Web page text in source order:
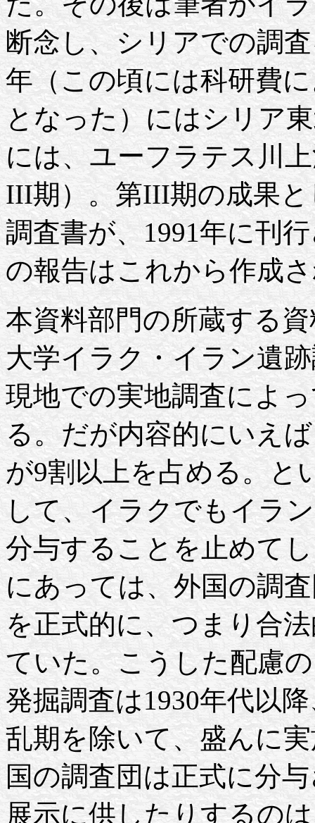
断念し、シリアでの調
年（この頃には科研費
となった）にはシリア
には、ユーフラテス川
III期）。第III期の成果と
調査書が、1991年に刊
の報告はこれから作成
本資料部門の所蔵する
大学イラク・イラン遺
現地での実地調査によ
る。だが内容的にいえ
が9割以上を占める。と
して、イラクでもイラ
分与することを止めて
にあっては、外国の調
を正式的に、つまり合
ていた。こうした配慮
発掘調査は1930年代以
乱期を除いて、盛んに
国の調査団は正式に分
展示に供したりするの